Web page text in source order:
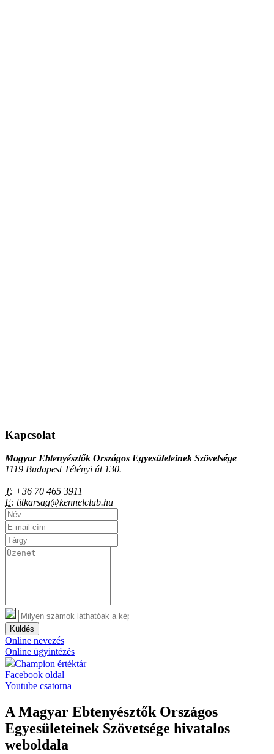
Kapcsolat
Magyar Ebtenyésztők Országos Egyesületeinek Szövetsége
1119 Budapest Tétényi út 130.
T: +36 70 465 3911
E: titkarsag@kennelclub.hu
Küldés
Online nevezés
Online ügyintézés
Champion értéktár
Facebook oldal
Youtube csatorna
A Magyar Ebtenyésztők Országos
Egyesületeinek Szövetsége hivatalos
weboldala